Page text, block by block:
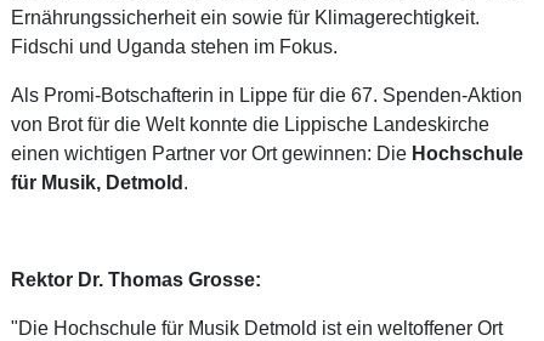
Ernährungssicherheit ein sowie für Klimagerechtigkeit.
Fidschi und Uganda stehen im Fokus.
Als Promi-Botschafterin in Lippe für die 67. Spenden-Aktion
von Brot für die Welt konnte die Lippische Landeskirche
einen wichtigen Partner vor Ort gewinnen: Die Hochschule
für Musik, Detmold.
Rektor Dr. Thomas Grosse:
"Die Hochschule für Musik Detmold ist ein weltoffener Ort